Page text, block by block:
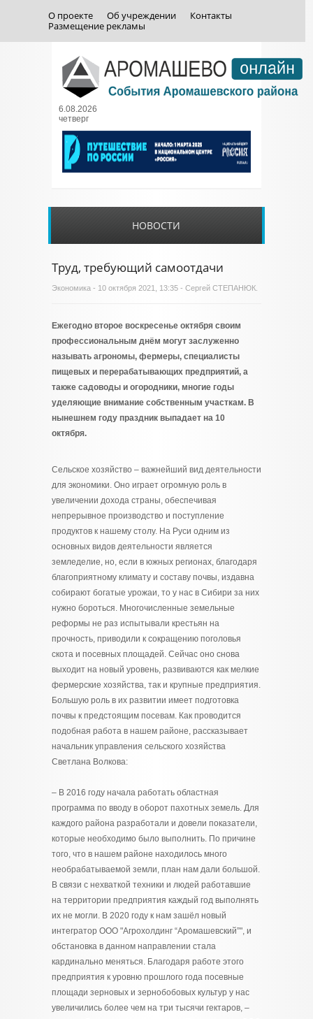
О проекте Об учреждении
Контакты
Размещение рекламы
6.08.2026
четверг
НОВОСТИ
Труд, требующий самоотдачи
Экономика - 10 октября 2021, 13:35 - Сергей СТЕПАНЮК.
Ежегодно второе воскресенье октября своим
профессиональным днём могут заслуженно
называть агрономы, фермеры, специалисты
пищевых и перерабатывающих предприятий, а
также садоводы и огородники, многие годы
уделяющие внимание собственным участкам. В
нынешнем году праздник выпадает на 10
октября.
Сельское хозяйство – важнейший вид деятельности
для экономики. Оно играет огромную роль в
увеличении дохода страны, обеспечивая
непрерывное производство и поступление
продуктов к нашему столу. На Руси одним из
основных видов деятельности является
земледелие, но, если в южных регионах, благодаря
благоприятному климату и составу почвы, издавна
собирают богатые урожаи, то у нас в Сибири за них
нужно бороться. Многочисленные земельные
реформы не раз испытывали крестьян на
прочность, приводили к сокращению поголовья
скота и посевных площадей. Сейчас оно снова
выходит на новый уровень, развиваются как мелкие
фермерские хозяйства, так и крупные предприятия.
Большую роль в их развитии имеет подготовка
почвы к предстоящим посевам. Как проводится
подобная работа в нашем районе, рассказывает
начальник управления сельского хозяйства
Светлана Волкова:
– В 2016 году начала работать областная
программа по вводу в оборот пахотных земель. Для
каждого района разработали и довели показатели,
которые необходимо было выполнить. По причине
того, что в нашем районе находилось много
необрабатываемой земли, план нам дали большой.
В связи с нехваткой техники и людей работавшие
на территории предприятия каждый год выполнять
их не могли. В 2020 году к нам зашёл новый
интегратор ООО "Агрохолдинг “Аромашевский”", и
обстановка в данном направлении стала
кардинально меняться. Благодаря работе этого
предприятия к уровню прошлого года посевные
площади зерновых и зернобобовых культур у нас
увеличились более чем на три тысячи гектаров, –